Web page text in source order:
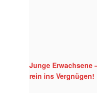
Junge Erwachsene
rein ins Vergnügen!